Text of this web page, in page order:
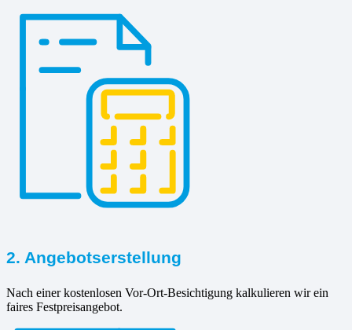
2. Angebotserstellung
Nach einer kostenlosen Vor-Ort-Besichtigung kalkulieren wir ein
faires Festpreisangebot.